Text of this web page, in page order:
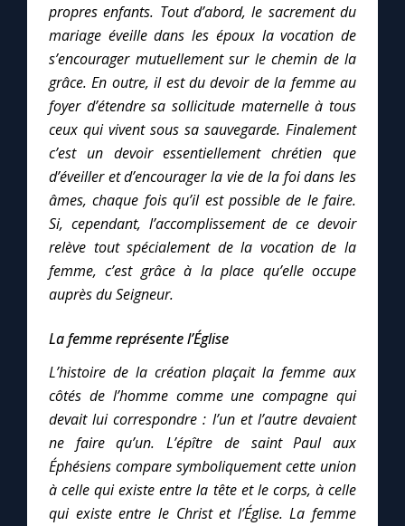
À la une
1000 Raisons de Croire
Chapelet pour le monde
Contact
Faire un don
Marie de Nazareth
propres enfants. Tout d’abord, le sacrement du
mariage éveille dans les époux la vocation de
s’encourager mutuellement sur le chemin de la
grâce. En outre, il est du devoir de la femme au
foyer d’étendre sa sollicitude maternelle à tous
ceux qui vivent sous sa sauvegarde. Finalement
c’est un devoir essentiellement chrétien que
d’éveiller et d’encourager la vie de la foi dans les
âmes, chaque fois qu’il est possible de le faire.
Si, cependant, l’accomplissement de ce devoir
relève tout spécialement de la vocation de la
femme, c’est grâce à la place qu’elle occupe
auprès du Seigneur.
La femme représente l’Église
L’histoire de la création plaçait la femme aux
côtés de l’homme comme une compagne qui
devait lui correspondre : l’un et l’autre devaient
ne faire qu’un.
L’épître de saint Paul aux
Éphésiens compare symboliquement cette union
à celle qui existe entre la tête et le corps, à celle
qui existe entre le Christ et l’Église. La femme